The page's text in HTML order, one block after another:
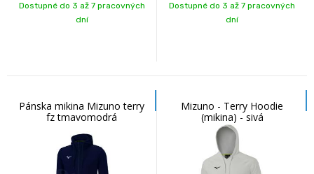
Dostupné do 3 až 7 pracovných
dní
Dostupné do 3 až 7 pracovných
dní
Pánska mikina Mizuno terry
fz tmavomodrá
Mizuno - Terry Hoodie
(mikina) - sivá